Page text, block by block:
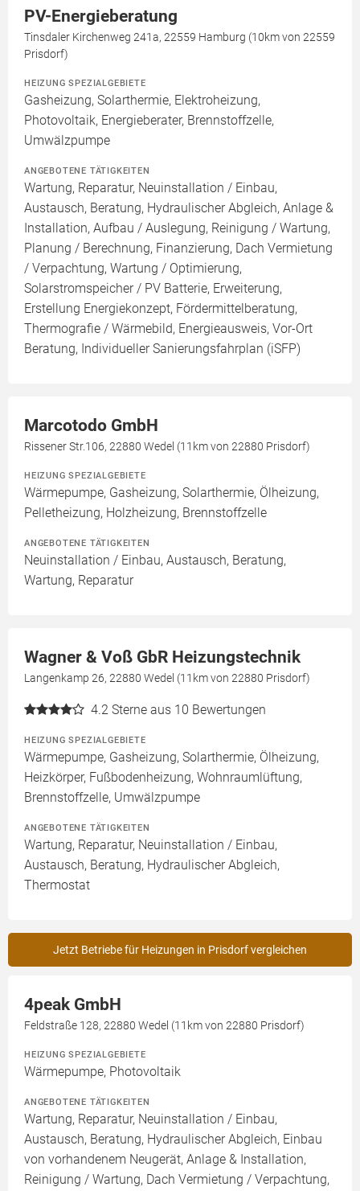
PV-Energieberatung
Tinsdaler Kirchenweg 241a, 22559 Hamburg (10km von 22559
Prisdorf)
HEIZUNG SPEZIALGEBIETE
Gasheizung, Solarthermie, Elektroheizung,
Photovoltaik, Energieberater, Brennstoffzelle,
Umwälzpumpe
ANGEBOTENE TÄTIGKEITEN
Wartung, Reparatur, Neuinstallation / Einbau,
Austausch, Beratung, Hydraulischer Abgleich, Anlage &
Installation, Aufbau / Auslegung, Reinigung / Wartung,
Planung / Berechnung, Finanzierung, Dach Vermietung
/ Verpachtung, Wartung / Optimierung,
Solarstromspeicher / PV Batterie, Erweiterung,
Erstellung Energiekonzept, Fördermittelberatung,
Thermografie / Wärmebild, Energieausweis, Vor-Ort
Beratung, Individueller Sanierungsfahrplan (iSFP)
Marcotodo GmbH
Rissener Str.106, 22880 Wedel (11km von 22880 Prisdorf)
HEIZUNG SPEZIALGEBIETE
Wärmepumpe, Gasheizung, Solarthermie, Ölheizung,
Pelletheizung, Holzheizung, Brennstoffzelle
ANGEBOTENE TÄTIGKEITEN
Neuinstallation / Einbau, Austausch, Beratung,
Wartung, Reparatur
Wagner & Voß GbR Heizungstechnik
Langenkamp 26, 22880 Wedel (11km von 22880 Prisdorf)
4.2 Sterne aus 10 Bewertungen
HEIZUNG SPEZIALGEBIETE
Wärmepumpe, Gasheizung, Solarthermie, Ölheizung,
Heizkörper, Fußbodenheizung, Wohnraumlüftung,
Brennstoffzelle, Umwälzpumpe
ANGEBOTENE TÄTIGKEITEN
Wartung, Reparatur, Neuinstallation / Einbau,
Austausch, Beratung, Hydraulischer Abgleich,
Thermostat
Jetzt Betriebe für Heizungen in Prisdorf vergleichen
4peak GmbH
Feldstraße 128, 22880 Wedel (11km von 22880 Prisdorf)
HEIZUNG SPEZIALGEBIETE
Wärmepumpe, Photovoltaik
ANGEBOTENE TÄTIGKEITEN
Wartung, Reparatur, Neuinstallation / Einbau,
Austausch, Beratung, Hydraulischer Abgleich, Einbau
von vorhandenem Neugerät, Anlage & Installation,
Reinigung / Wartung, Dach Vermietung / Verpachtung,